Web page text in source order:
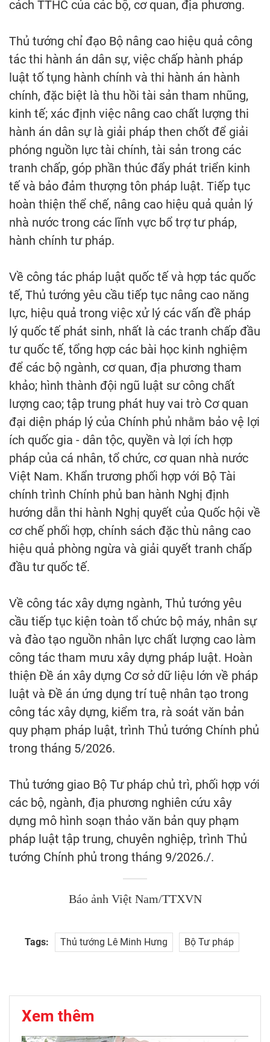
cách TTHC của các bộ, cơ quan, địa phương.
Thủ tướng chỉ đạo Bộ nâng cao hiệu quả công
tác thi hành án dân sự, việc chấp hành pháp
luật tố tụng hành chính và thi hành án hành
chính, đặc biệt là thu hồi tài sản tham nhũng,
kinh tế; xác định việc nâng cao chất lượng thi
hành án dân sự là giải pháp then chốt để giải
phóng nguồn lực tài chính, tài sản trong các
tranh chấp, góp phần thúc đẩy phát triển kinh
tế và bảo đảm thượng tôn pháp luật. Tiếp tục
hoàn thiện thể chế, nâng cao hiệu quả quản lý
nhà nước trong các lĩnh vực bổ trợ tư pháp,
hành chính tư pháp.
Về công tác pháp luật quốc tế và hợp tác quốc
tế, Thủ tướng yêu cầu tiếp tục nâng cao năng
lực, hiệu quả trong việc xử lý các vấn đề pháp
lý quốc tế phát sinh, nhất là các tranh chấp đầu
tư quốc tế, tổng hợp các bài học kinh nghiệm
để các bộ ngành, cơ quan, địa phương tham
khảo; hình thành đội ngũ luật sư công chất
lượng cao; tập trung phát huy vai trò Cơ quan
đại diện pháp lý của Chính phủ nhằm bảo vệ lợi
ích quốc gia - dân tộc, quyền và lợi ích hợp
pháp của cá nhân, tổ chức, cơ quan nhà nước
Việt Nam. Khẩn trương phối hợp với Bộ Tài
chính trình Chính phủ ban hành Nghị định
hướng dẫn thi hành Nghị quyết của Quốc hội về
cơ chế phối hợp, chính sách đặc thù nâng cao
hiệu quả phòng ngừa và giải quyết tranh chấp
đầu tư quốc tế.
Về công tác xây dựng ngành, Thủ tướng yêu
cầu tiếp tục kiện toàn tổ chức bộ máy, nhân sự
và đào tạo nguồn nhân lực chất lượng cao làm
công tác tham mưu xây dựng pháp luật. Hoàn
thiện Đề án xây dựng Cơ sở dữ liệu lớn về pháp
luật và Đề án ứng dụng trí tuệ nhân tạo trong
công tác xây dựng, kiểm tra, rà soát văn bản
quy phạm pháp luật, trình Thủ tướng Chính phủ
trong tháng 5/2026.
Thủ tướng giao Bộ Tư pháp chủ trì, phối hợp với
các bộ, ngành, địa phương nghiên cứu xây
dựng mô hình soạn thảo văn bản quy phạm
pháp luật tập trung, chuyên nghiệp, trình Thủ
tướng Chính phủ trong tháng 9/2026./.
Báo ảnh Việt Nam/TTXVN
Tags: Thủ tướng Lê Minh Hưng Bộ Tư pháp
Xem thêm